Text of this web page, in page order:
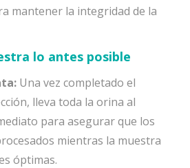
mantener la integridad de la
lo antes posible
Una vez completado el
lleva toda la orina al
para asegurar que los
mientras la muestra
óptimas.